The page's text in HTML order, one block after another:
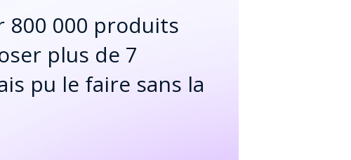
800 000 produits
plus de 7
pu le faire sans la